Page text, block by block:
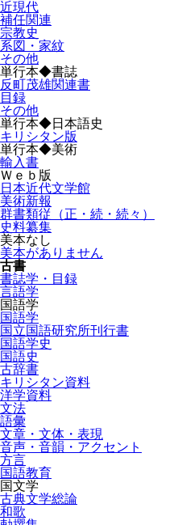
近現代
補任関連
宗教史
系図・家紋
その他
単行本◆書誌
反町茂雄関連書
目録
その他
単行本◆日本語史
キリシタン版
単行本◆美術
輸入書
Ｗｅｂ版
日本近代文学館
美術新報
群書類従（正・続・続々）
史料纂集
美本なし
美本がありません
古書
書誌学・目録
言語学
国語学
国語学
国立国語研究所刊行書
国語学史
国語史
古辞書
キリシタン資料
洋学資料
文法
語彙
文章・文体・表現
音声・音韻・アクセント
方言
国語教育
国文学
古典文学総論
和歌